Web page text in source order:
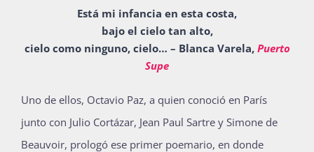
Está mi infancia en esta costa,
bajo el cielo tan alto,
cielo como ninguno, cielo… – Blanca Varela, Puerto
Supe
Uno de ellos, Octavio Paz, a quien conoció en París
junto con Julio Cortázar, Jean Paul Sartre y Simone de
Beauvoir, prologó ese primer poemario, en donde